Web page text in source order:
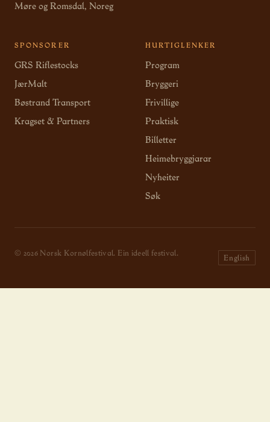
Møre og Romsdal, Noreg
SPONSORER
GRS Riflestocks
JærMalt
Bøstrand Transport
Kragset & Partners
HURTIGLENKER
Program
Bryggeri
Frivillige
Praktisk
Billetter
Heimebryggjarar
Nyheiter
Søk
© 2026 Norsk Kornølfestival. Ein ideell festival.
English